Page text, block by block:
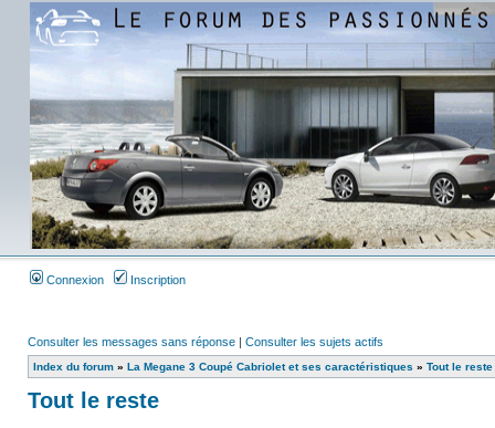
Connexion Inscription
Consulter les messages sans réponse | Consulter les sujets actifs
Index du forum » La Megane 3 Coupé Cabriolet et ses caractéristiques » Tout le reste
Tout le reste